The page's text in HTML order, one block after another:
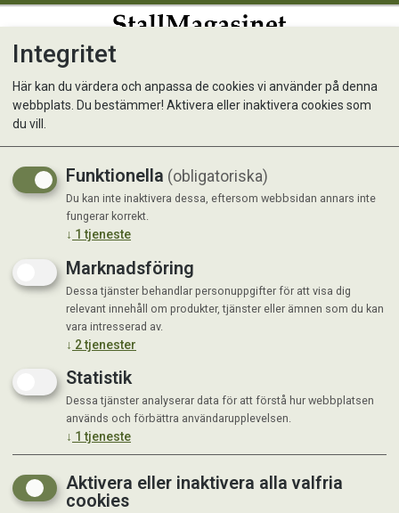
Chicken stuffed bone 1-p L
Integritet
Här kan du värdera och anpassa de cookies vi använder på denna
webbplats. Du bestämmer! Aktivera eller inaktivera cookies som
du vill.
Funktionella (obligatoriska)
Du kan inte inaktivera dessa, eftersom webbsidan annars inte
fungerar korrekt.
↓ 1 tjeneste
Marknadsföring
Dessa tjänster behandlar personuppgifter för att visa dig
relevant innehåll om produkter, tjänster eller ämnen som du kan
vara intresserad av.
↓ 2tjenester
Statistik
Dessa tjänster analyserar data för att förstå hur webbplatsen
används och förbättra användarupplevelsen.
↓ 1 tjeneste
Aktivera eller inaktivera alla valfria
cookies